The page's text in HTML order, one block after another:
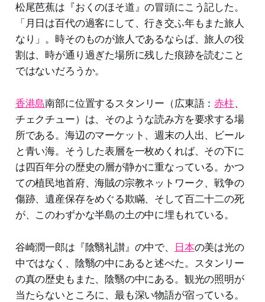
松尾芭蕉は『おくのほそ道』の冒頭にこう記した。
「月日は百代の過客にして、行き交ふ年もまた旅人
なり」。時そのものが旅人であるならば、旅人の役
割は、時が通り過ぎた場所に残した痕跡を読むこと
ではないだろうか。
香港島南部に位置するスタンリー（広東語：赤柱、
チェクチュー）は、そのような読み方を要求する場
所である。海辺のマーケット、週末の人出、ビール
と青い海。そうした表層を一枚めくれば、その下に
は四百年分の歴史の層が静かに重なっている。かつ
ての植民地首府、海賊の宗教ネットワーク、戦争の
傷跡、遺産保存をめぐる欺瞞、そして百二十二の死
が、このわずかな半島の土の中に埋もれている。
谷崎潤一郎は『陰翳礼讃』の中で、 日本の美は光の
中ではなく、陰翳の中にあると述べた。スタンリー
の真の歴史もまた、陰翳の中にある。観光の照明が
当たらないところに、最も深い物語が宿っている。